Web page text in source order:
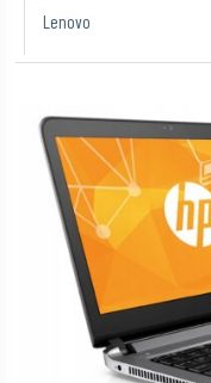
Lenovo